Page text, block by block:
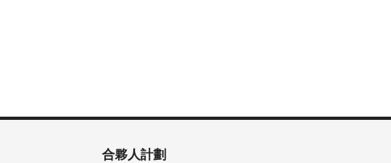
合夥人計劃